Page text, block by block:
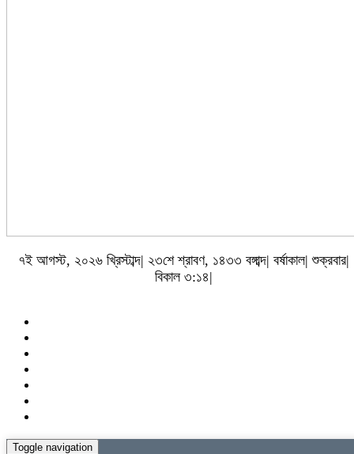
৭ই আগস্ট, ২০২৬ খ্রিস্টাব্দ| ২৩শে শ্রাবণ, ১৪৩৩ বঙ্গাব্দ| বর্ষাকাল| শুক্রবার|
বিকাল ৩:১৪|
Toggle navigation